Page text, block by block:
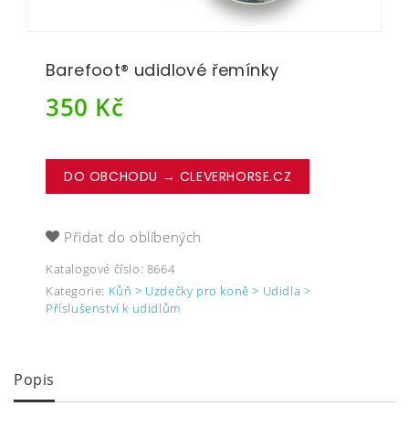
Barefoot® udidlové řemínky
350 Kč
DO OBCHODU → CLEVERHORSE.CZ
Přidat do oblíbených
Katalogové číslo: 8664
Kategorie: Kůň > Uzdečky pro koně > Udidla >
Příslušenství k udidlům
Popis